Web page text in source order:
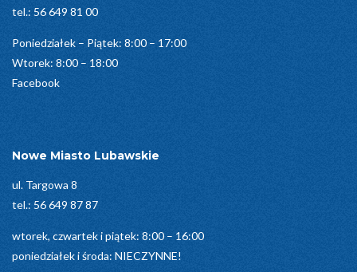
tel.: 56 649 81 00
Poniedziałek – Piątek: 8:00 – 17:00
Wtorek: 8:00 – 18:00
Facebook
Nowe Miasto Lubawskie
ul. Targowa 8
tel.: 56 649 87 87
wtorek, czwartek i piątek: 8:00 – 16:00
poniedziałek i środa: NIECZYNNE!